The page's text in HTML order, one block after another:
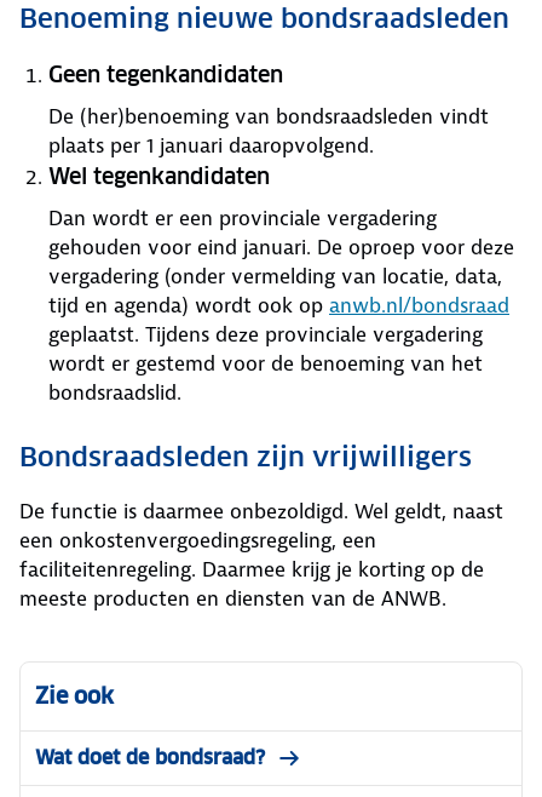
Benoeming nieuwe bondsraadsleden
Geen tegenkandidaten
De (her)benoeming van bondsraadsleden vindt
plaats per 1 januari daaropvolgend.
Wel tegenkandidaten
Dan wordt er een provinciale vergadering
gehouden voor eind januari. De oproep voor deze
vergadering (onder vermelding van locatie, data,
tijd en agenda) wordt ook op anwb.nl/bondsraad
geplaatst. Tijdens deze provinciale vergadering
wordt er gestemd voor de benoeming van het
bondsraadslid.
Bondsraadsleden zijn vrijwilligers
De functie is daarmee onbezoldigd. Wel geldt, naast
een onkostenvergoedingsregeling, een
faciliteitenregeling. Daarmee krijg je korting op de
meeste producten en diensten van de ANWB.
Zie ook
Wat doet de bondsraad?